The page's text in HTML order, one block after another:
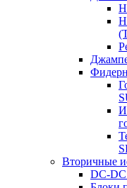
Вторичные
DC-DC